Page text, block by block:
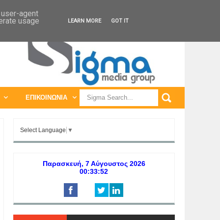
ΠΑΓΚΟΣΜΙΕΣ ΕΚΘΕΣΕΙΣ
ΕΠΙΚΟΙΝΩΝΙΑ
Select Language ▼
agent
usage LEARN MORE GOT IT